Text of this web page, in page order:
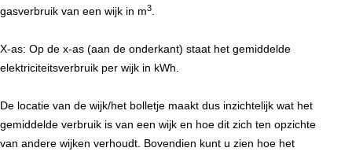
gasverbruik van een wijk in m3
X-as: Op de x-as (aan de onderkant) staat het gemiddelde
elektriciteitsverbruik per wijk in kWh.
De locatie van de wijk/het bolletje maakt dus inzichtelijk wat het
gemiddelde verbruik is van een wijk en hoe dit zich ten opzichte
van andere wijken verhoudt. Bovendien kunt u zien hoe het